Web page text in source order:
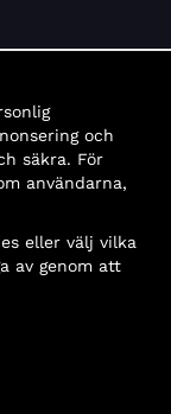
och
säkra. För
användarna,
eller välj vilka
av genom att